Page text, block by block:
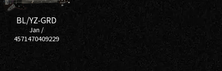
BL/YZ-GRD
Jan /
4571470409229